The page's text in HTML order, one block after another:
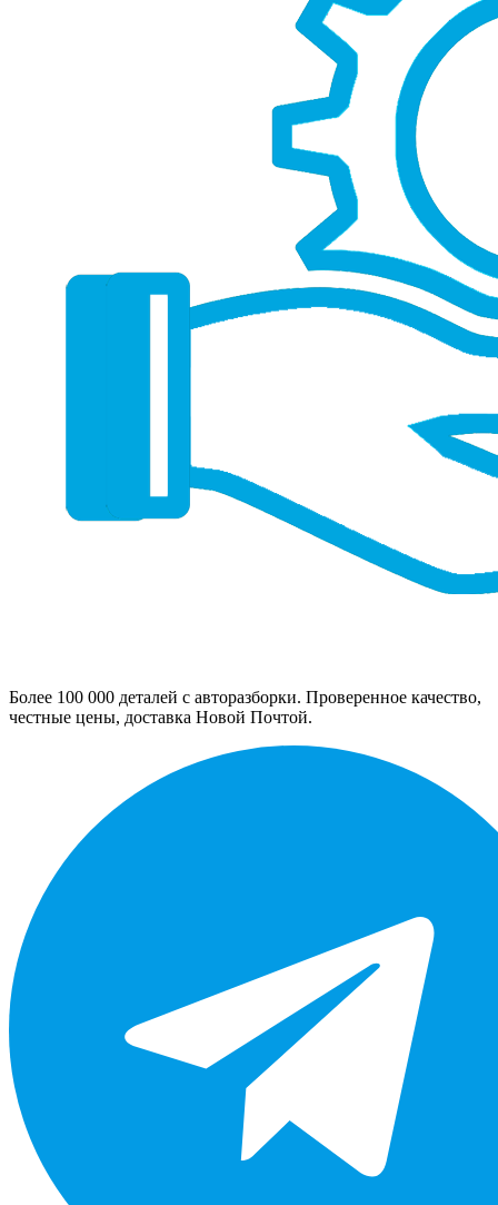
Более 100 000 деталей с авторазборки. Проверенное качество,
честные цены, доставка Новой Почтой.